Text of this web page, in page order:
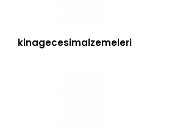
kinagecesimalzemeleri